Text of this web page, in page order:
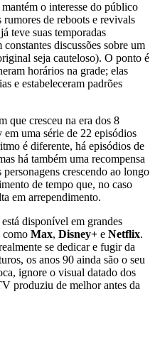
o interesse do público
de reboots e revivals
já teve suas temporadas
constantes discussões sobre um
seja cauteloso). O ponto é
horários na grade; elas
e estabeleceram padrões
que cresceu na era dos 8
uma série de 22 episódios
é diferente, há episódios de
há também uma recompensa
crescendo ao longo
de tempo que, no caso
em arrependimento.
disponível em grandes
como Max, Disney+ e Netflix.
se dedicar e fugir da
os anos 90 ainda são o seu
ignore o visual datado dos
produziu de melhor antes da